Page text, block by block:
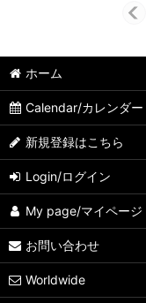
ホーム
Calendar/カレンダー
新規登録はこちら
Login/ログイン
My page/マイページ
お問い合わせ
Worldwide